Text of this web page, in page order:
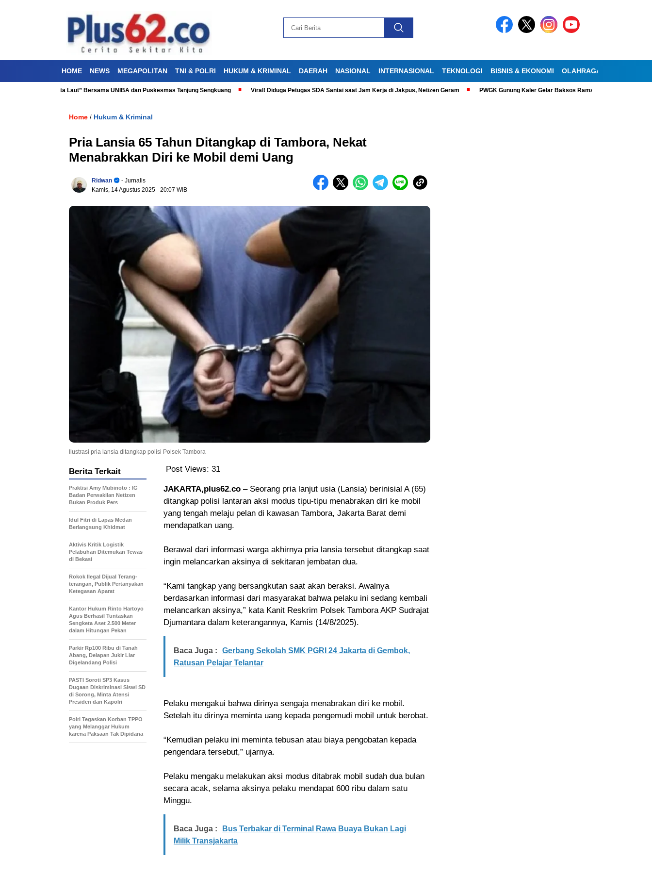
HOME NEWS MEGAPOLITAN TNI & POLRI HUKUM & KRIMINAL DAERAH NASIONAL INTERNASIONAL TEKNOLOGI BISNIS & EKONOMI OLAHRAGA
“Aku Cinta Laut” Bersama UNIBA dan Puskesmas Tanjung Sengkuang Viral! Diduga Petugas SDA Santai saat Jam Kerja di Jakpus, Netizen Geram PWGK Gunung Kaler Gelar Baksos Ramadan, Bantu Lansia Tunanetra
Home / Hukum & Kriminal
Pria Lansia 65 Tahun Ditangkap di Tambora, Nekat
Menabrakkan Diri ke Mobil demi Uang
Ridwan
- Jurnalis
Kamis, 14 Agustus 2025 - 20:07 WIB
Ilustrasi pria lansia ditangkap polisi Polsek Tambora
Post Views: 31
JAKARTA,plus62.co – Seorang pria lanjut usia (Lansia) berinisial A (65)
ditangkap polisi lantaran aksi modus tipu-tipu menabrakan diri ke mobil
yang tengah melaju pelan di kawasan Tambora, Jakarta Barat demi
mendapatkan uang.
Berawal dari informasi warga akhirnya pria lansia tersebut ditangkap saat
ingin melancarkan aksinya di sekitaran jembatan dua.
“Kami tangkap yang bersangkutan saat akan beraksi. Awalnya
berdasarkan informasi dari masyarakat bahwa pelaku ini sedang kembali
melancarkan aksinya,” kata Kanit Reskrim Polsek Tambora AKP Sudrajat
Djumantara dalam keterangannya, Kamis (14/8/2025).
Baca Juga :
Gerbang Sekolah SMK PGRI 24 Jakarta di Gembok,
Ratusan Pelajar Telantar
Pelaku mengakui bahwa dirinya sengaja menabrakan diri ke mobil.
Setelah itu dirinya meminta uang kepada pengemudi mobil untuk berobat.
“Kemudian pelaku ini meminta tebusan atau biaya pengobatan kepada
pengendara tersebut,” ujarnya.
Pelaku mengaku melakukan aksi modus ditabrak mobil sudah dua bulan
secara acak, selama aksinya pelaku mendapat 600 ribu dalam satu
Minggu.
Baca Juga :
Bus Terbakar di Terminal Rawa Buaya Bukan Lagi
Milik Transjakarta
Berita Terkait
Praktisi Amy Mubinoto : IG
Badan Perwakilan Netizen
Bukan Produk Pers
Idul Fitri di Lapas Medan
Berlangsung Khidmat
Aktivis Kritik Logistik
Pelabuhan Ditemukan Tewas
di Bekasi
Rokok Ilegal Dijual Terang-
terangan, Publik Pertanyakan
Ketegasan Aparat
Kantor Hukum Rinto Hartoyo
Agus Berhasil Tuntaskan
Sengketa Aset 2.500 Meter
dalam Hitungan Pekan
Parkir Rp100 Ribu di Tanah
Abang, Delapan Jukir Liar
Digelandang Polisi
PASTI Soroti SP3 Kasus
Dugaan Diskriminasi Siswi SD
di Sorong, Minta Atensi
Presiden dan Kapolri
Polri Tegaskan Korban TPPO
yang Melanggar Hukum
karena Paksaan Tak Dipidana